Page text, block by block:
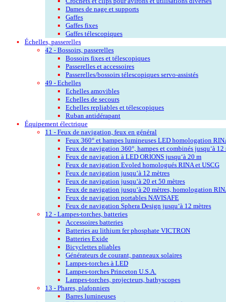
Dames de nage et supports
Gaffes
Gaffes fixes
Gaffes télescopiques
Échelles, passerelles
42 - Bossoirs, passerelles
Bossoirs fixes et télescopiques
Passerelles et accessoires
Passerelles/bossoirs télescopiques servo-assistés
49 - Echelles
Echelles amovibles
Echelles de secours
Echelles repliables et télescopiques
Ruban antidérapant
Équipement électrique
11 - Feux de navigation, feux en général
Feux 360° et hampes lumineuses LED homologation
Feux de navigation 360°, hampes et combinés jusqu‘à
Feux de navigation à LED ORIONS jusqu‘à 20 m
Feux de navigation Evoled homologués RINA et USCG
Feux de navigation jusqu‘à 12 mètres
Feux de navigation jusqu‘à 20 et 50 mètres
Feux de navigation jusqu‘à 20 mètres, homologation
Feux de navigation portables NAVISAFE
Feux de navigation Sphera Design jusqu‘à 12 mètres
12 - Lampes-torches, batteries
Accessoires batteries
Batteries au lithium fer phosphate VICTRON
Batteries Exide
Bicyclettes pliables
Générateurs de courant, panneaux solaires
Lampes-torches à LED
Lampes-torches Princeton U.S.A.
Lampes-torches, projecteurs, bathyscopes
13 - Phares, plafonniers
Barres lumineuses